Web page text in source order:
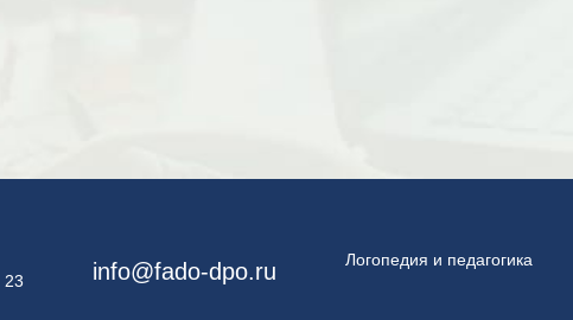
23
info@fado-dpo.ru Логопедия и педагогика